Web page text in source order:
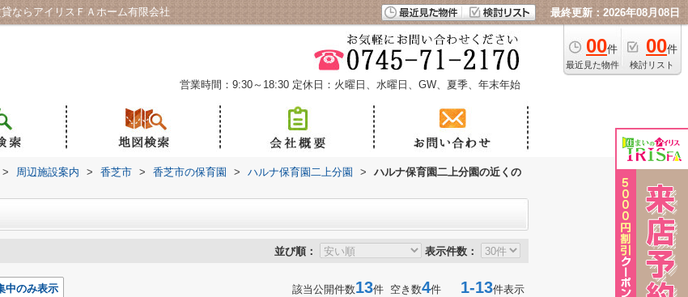
ならアイリスＦＡホーム有限会社 最終更新：2026年08月08日
00件
最近見た物件
00件
検討リスト
営業時間：9:30～18:30 定休日：火曜日、水曜日、GW、夏季、年末年始
> 周辺施設案内 > 香芝市 > 香芝市の保育園 > ハルナ保育園二上分園 >
ハルナ保育園二上分園の近くの
並び順： 表示件数：
中のみ表示 該当公開件数13件 空き数4件 1-13件表示